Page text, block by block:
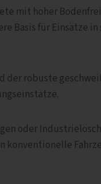
mit hoher
Basis für Einsätze
der robuste
oder
konventionelle